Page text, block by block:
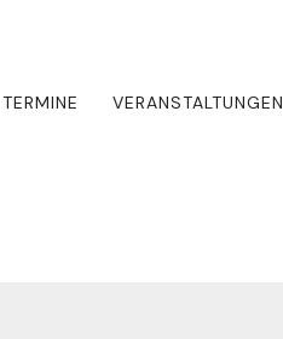
TERMINE VERANSTALTUNGEN